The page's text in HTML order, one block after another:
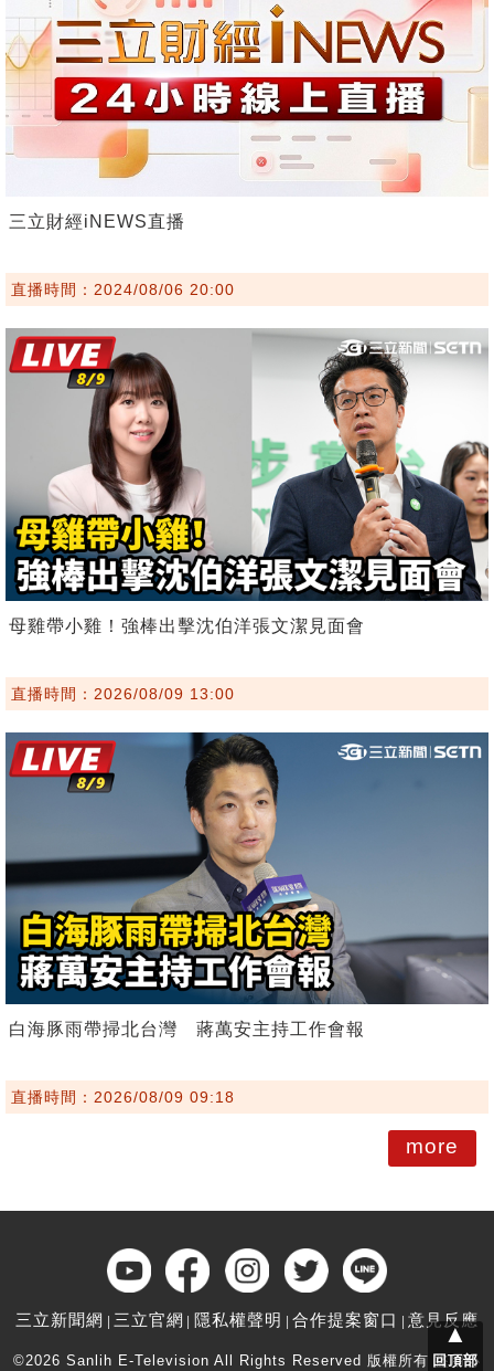
三立財經iNEWS直播
直播時間：2024/08/06 20:00
母雞帶小雞！強棒出擊沈伯洋張文潔見面會
直播時間：2026/08/09 13:00
白海豚雨帶掃北台灣 蔣萬安主持工作會報
直播時間：2026/08/09 09:18
more
三立新聞網 三立官網 隱私權聲明 合作提案窗口 意見反應
©2026 Sanlih E-Television All Rights Reserved 版權所有 盜用必
▲
回頂部